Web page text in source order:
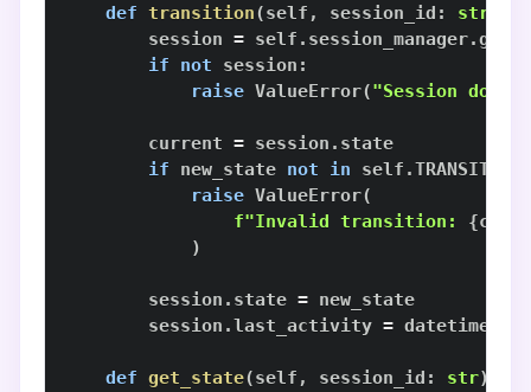
def transition(self , session_id : str
        session
= self . session_manager.
if
not session :
raise ValueError("Session does
        current
= session .
if new_state not in self .TRANSITIONS
raise ValueError(
f"Invalid transition: {
)
        session
. state =
        session
.last_activity = datetime
def get_state(self , session_id : str)